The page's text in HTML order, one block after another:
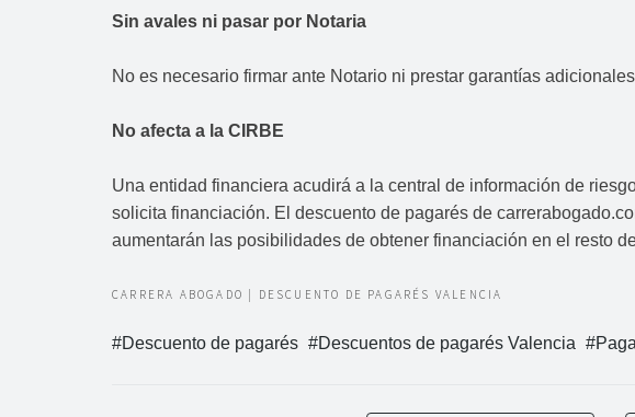
Sin avales ni pasar por Notaria
No es necesario firmar ante Notario ni prestar garantías
No afecta a la CIRBE
Una entidad financiera acudirá a la central de información de
solicita financiación. El descuento de pagarés de
aumentarán las posibilidades de obtener financiación en el resto
CARRERA ABOGADO | DESCUENTO DE PAGARÉS VALENCIA
Descuento de pagarés Descuentos de pagarés Valencia